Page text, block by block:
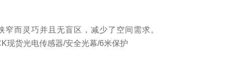
窄而灵巧并且无盲区，减少了空间需求。